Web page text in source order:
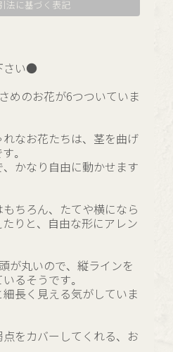
法に基づく表記
さい●
めのお花が6つついていま
れなお花たちは、茎を曲げ
。
かなり自由に動かせます
ちろん、たてや横になら
りと、自由な形にアレン
が丸いので、縦ラインを
るそうです。
細長く見える気がしていま
をカバーしてくれる、お